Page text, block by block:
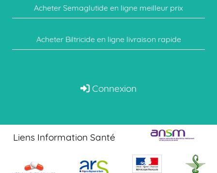
Acheter Semaglutide en ligne meilleur prix
Acheter Biltricide en ligne livraison rapide
Connexion
Liens Information Santé